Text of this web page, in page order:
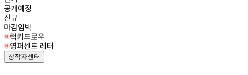
공개예정
신규
마감임박
럭키드로우
영퍼센트 레터
창작자센터